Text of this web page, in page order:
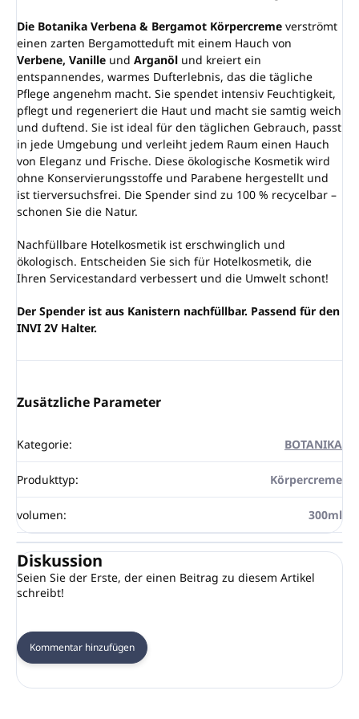
Die Botanika Verbena & Bergamot Körpercreme verströmt
einen zarten Bergamotteduft mit einem Hauch von
Verbene, Vanille und Arganöl und kreiert ein
entspannendes, warmes Dufterlebnis, das die tägliche
Pflege angenehm macht. Sie spendet intensiv Feuchtigkeit,
pflegt und regeneriert die Haut und macht sie samtig weich
und duftend. Sie ist ideal für den täglichen Gebrauch, passt
in jede Umgebung und verleiht jedem Raum einen Hauch
von Eleganz und Frische. Diese ökologische Kosmetik wird
ohne Konservierungsstoffe und Parabene hergestellt und
ist tierversuchsfrei. Die Spender sind zu 100 % recycelbar –
schonen Sie die Natur.
Nachfüllbare Hotelkosmetik ist erschwinglich und
ökologisch. Entscheiden Sie sich für Hotelkosmetik, die
Ihren Servicestandard verbessert und die Umwelt schont!
Der Spender ist aus Kanistern nachfüllbar. Passend für den
INVI 2V Halter.
Zusätzliche Parameter
Kategorie: BOTANIKA
Produkttyp: Körpercreme
volumen: 300ml
Diskussion
Seien Sie der Erste, der einen Beitrag zu diesem Artikel
schreibt!
Kommentar hinzufügen